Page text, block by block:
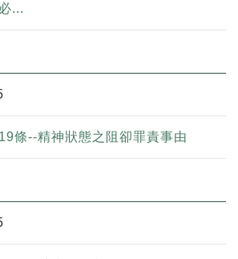
...
條--精神狀態之阻卻罪責事由